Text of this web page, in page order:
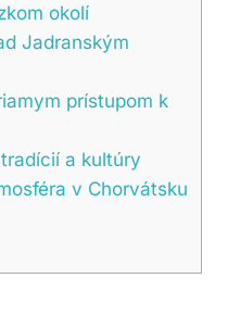
okolí
Jadranským
prístupom k
a kultúry
v Chorvátsku